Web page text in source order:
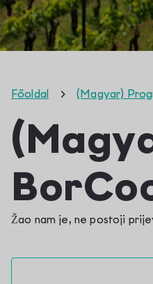
Főoldal (Magyar)
Žao nam je, ne postoji